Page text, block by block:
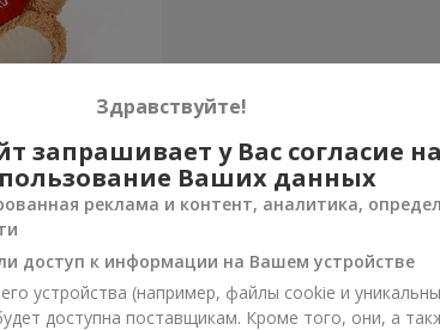
30 см
Заказать
Здравствуйте!
запрашивает у Вас согласие на
Ваших данных
реклама и контент, аналитика,
доступ к информации на Вашем устройстве
устройства (например, файлы cookie и
доступна поставщикам. Кроме того, они, а